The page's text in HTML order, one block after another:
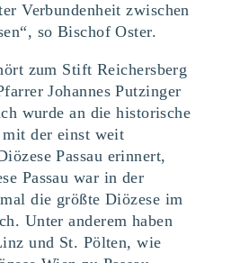
Verbundenheit zwischen
so Bischof Oster.
zum Stift Reichersberg
Johannes Putzinger
wurde an die historische
mit der einst weit
Passau erinnert,
Passau war in der
die größte Diözese im
Unter anderem haben
und St. Pölten, wie